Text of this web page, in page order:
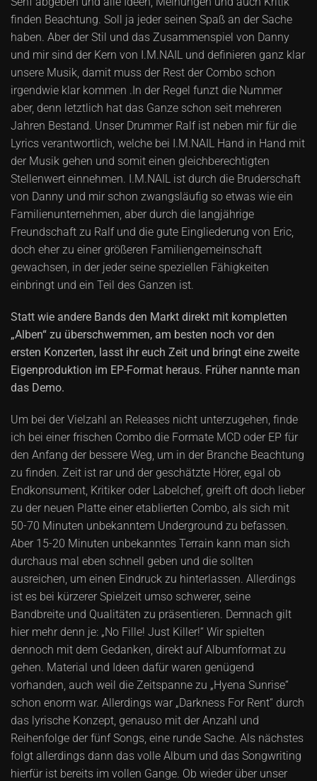
finden Beachtung. Soll ja jeder seinen Spaß an der Sache
haben. Aber der Stil und das Zusammenspiel von Danny
und mir sind der Kern von I.M.NAIL und definieren ganz klar
unsere Musik, damit muss der Rest der Combo schon
irgendwie klar kommen .In der Regel funzt die Nummer
aber, denn letztlich hat das Ganze schon seit mehreren
Jahren Bestand. Unser Drummer Ralf ist neben mir für die
Lyrics verantwortlich, welche bei I.M.NAIL Hand in Hand mit
der Musik gehen und somit einen gleichberechtigten
Stellenwert einnehmen. I.M.NAIL ist durch die Bruderschaft
von Danny und mir schon zwangsläufig so etwas wie ein
Familienunternehmen, aber durch die langjährige
Freundschaft zu Ralf und die gute Eingliederung von Eric,
doch eher zu einer größeren Familiengemeinschaft
gewachsen, in der jeder seine speziellen Fähigkeiten
einbringt und ein Teil des Ganzen ist.
Statt wie andere Bands den Markt direkt mit kompletten
„Alben“ zu überschwemmen, am besten noch vor den
ersten Konzerten, lasst ihr euch Zeit und bringt eine zweite
Eigenproduktion im EP-Format heraus. Früher nannte man
das Demo.
Um bei der Vielzahl an Releases nicht unterzugehen, finde
ich bei einer frischen Combo die Formate MCD oder EP für
den Anfang der bessere Weg, um in der Branche Beachtung
zu finden. Zeit ist rar und der geschätzte Hörer, egal ob
Endkonsument, Kritiker oder Labelchef, greift oft doch lieber
zu der neuen Platte einer etablierten Combo, als sich mit
50-70 Minuten unbekanntem Underground zu befassen.
Aber 15-20 Minuten unbekanntes Terrain kann man sich
durchaus mal eben schnell geben und die sollten
ausreichen, um einen Eindruck zu hinterlassen. Allerdings
ist es bei kürzerer Spielzeit umso schwerer, seine
Bandbreite und Qualitäten zu präsentieren. Demnach gilt
hier mehr denn je: „No Fille! Just Killer!“ Wir spielten
dennoch mit dem Gedanken, direkt auf Albumformat zu
gehen. Material und Ideen dafür waren genügend
vorhanden, auch weil die Zeitspanne zu „Hyena Sunrise“
schon enorm war. Allerdings war „Darkness For Rent“ durch
das lyrische Konzept, genauso mit der Anzahl und
Reihenfolge der fünf Songs, eine runde Sache. Als nächstes
folgt allerdings dann das volle Album und das Songwriting
hierfür ist bereits im vollen Gange. Ob wieder über unser